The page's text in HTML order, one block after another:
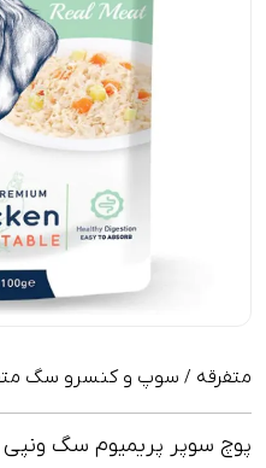
متفرقه / سوپ و کنسرو سگ
پوچ سوپر پریمیوم سگ